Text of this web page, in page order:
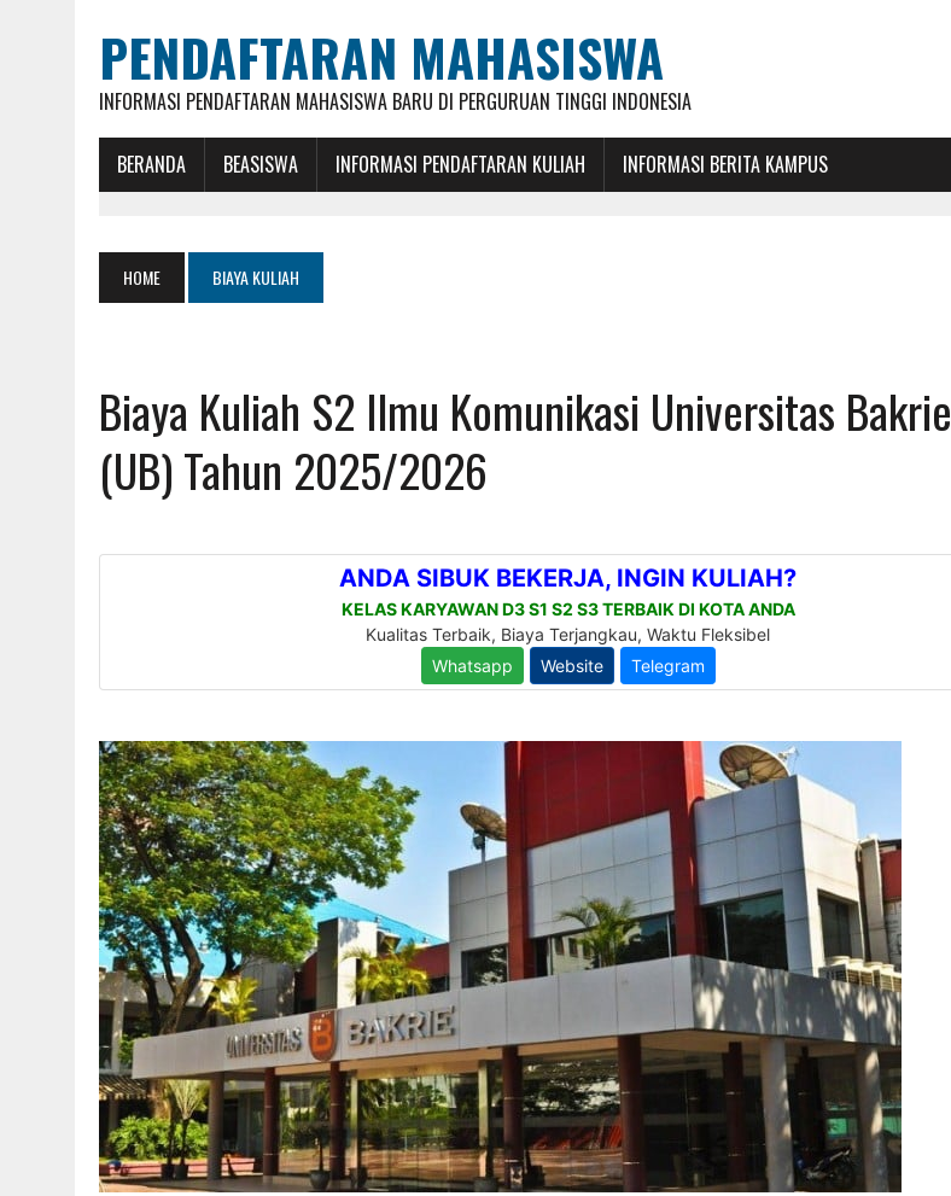
PENDAFTARAN MAHASISWA
INFORMASI PENDAFTARAN MAHASISWA BARU DI PERGURUAN TINGGI INDONESIA
BERANDA BEASISWA INFORMASI PENDAFTARAN KULIAH INFORMASI BERITA KAMPUS
HOME BIAYA KULIAH
Biaya Kuliah S2 Ilmu Komunikasi Universitas Bakrie
(UB) Tahun 2025/2026